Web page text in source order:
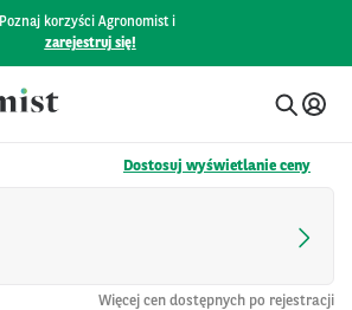
Poznaj korzyści Agronomist i
zarejestruj się!
Dostosuj wyświetlanie ceny
Więcej cen dostępnych po rejestracji